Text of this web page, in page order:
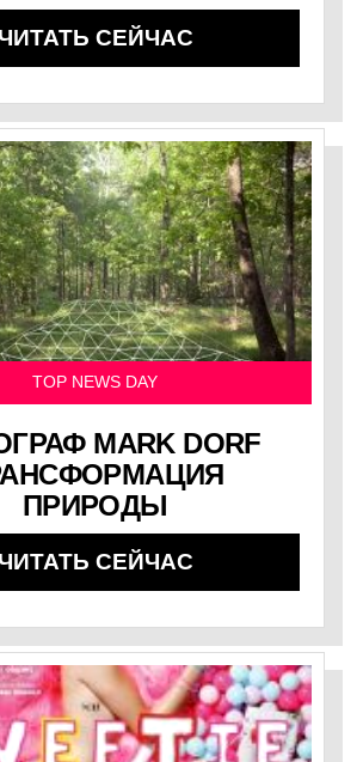
ЧИТАТЬ СЕЙЧАС
TOP NEWS DAY
MARK DORF
ПРИРОДЫ
ЧИТАТЬ СЕЙЧАС